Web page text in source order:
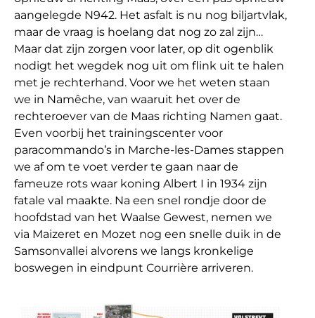
aangelegde N942. Het asfalt is nu nog biljartvlak,
maar de vraag is hoelang dat nog zo zal zijn…
Maar dat zijn zorgen voor later, op dit ogenblik
nodigt het wegdek nog uit om flink uit te halen
met je rechterhand. Voor we het weten staan
we in Namêche, van waaruit het over de
rechteroever van de Maas richting Namen gaat.
Even voorbij het trainingscenter voor
paracommando’s in Marche-les-Dames stappen
we af om te voet verder te gaan naar de
fameuze rots waar koning Albert I in 1934 zijn
fatale val maakte. Na een snel rondje door de
hoofdstad van het Waalse Gewest, nemen we
via Maizeret en Mozet nog een snelle duik in de
Samsonvallei alvorens we langs kronkelige
boswegen in eindpunt Courrière arriveren.